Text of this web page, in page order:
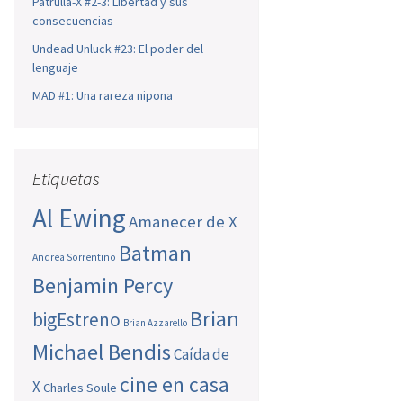
consecuencias
Undead Unluck #23: El poder del
lenguaje
MAD #1: Una rareza nipona
Etiquetas
Al EwingAmanecer de X
Andrea Sorrentino Batman
Benjamin Percy
bigEstreno Brian Azzarello Brian
Michael BendisCaída de
XCharles Soule cine en casa